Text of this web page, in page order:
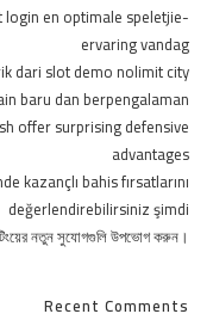
en optimale speletjie-
ervaring vandag
dari slot demo nolimit city
baru dan berpengalaman
offer surprising defensive
advantages
kazançlı bahis fırsatlarını
değerlendirebilirsiniz şimdi
নতুন সুযোগগুলি উপভোগ করুন।
Recent Comments